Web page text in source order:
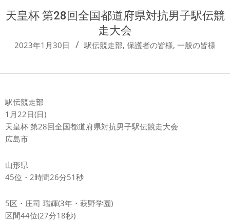
天皇杯 第28回全国都道府県対抗男子駅伝競
走大会
2023年1月30日 駅伝競走部, 保護者の皆様, 一般の皆様
駅伝競走部
1月22日(日)
天皇杯 第28回全国都道府県対抗男子駅伝競走大会
広島市
山形県
45位・2時間26分51秒
5区・庄司 瑞輝(3年・萩野学園)
区間44位(27分18秒)